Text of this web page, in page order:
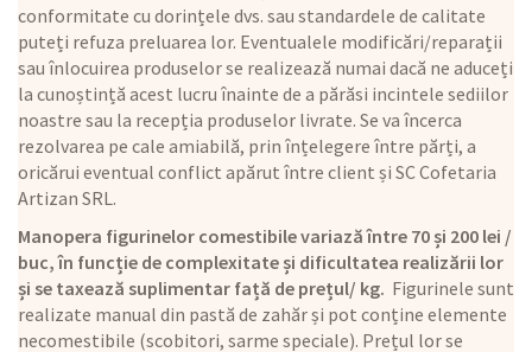
conformitate cu dorințele dvs. sau standardele de calitate
puteți refuza preluarea lor. Eventualele modificări/reparații
sau înlocuirea produselor se realizează numai dacă ne aduceți
la cunoștință acest lucru înainte de a părăsi incintele sediilor
noastre sau la recepția produselor livrate. Se va încerca
rezolvarea pe cale amiabilă, prin înțelegere între părți, a
oricărui eventual conflict apărut între client și SC Cofetaria
Artizan SRL.
Manopera figurinelor comestibile variază între 70 și 200 lei /
buc, în funcție de complexitate și dificultatea realizării lor
și se taxează suplimentar față de prețul/ kg. Figurinele sunt
realizate manual din pastă de zahăr și pot conține elemente
necomestibile (scobitori, sarme speciale). Prețul lor se